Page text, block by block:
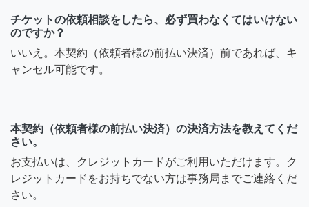
チケットの依頼相談をしたら、必ず買わなくてはいけない
のですか？
いいえ。本契約（依頼者様の前払い決済）前であれば、キ
ャンセル可能です。
本契約（依頼者様の前払い決済）の決済方法を教えてくだ
さい。
お支払いは、クレジットカードがご利用いただけます。ク
レジットカードをお持ちでない方は事務局までご連絡くだ
さい。